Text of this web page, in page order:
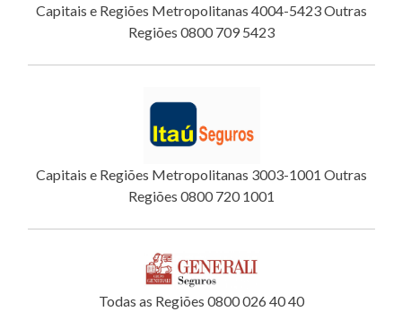
Capitais e Regiões Metropolitanas 4004-5423 Outras
Regiões 0800 709 5423
Capitais e Regiões Metropolitanas 3003-1001 Outras
Regiões 0800 720 1001
Todas as Regiões 0800 026 40 40